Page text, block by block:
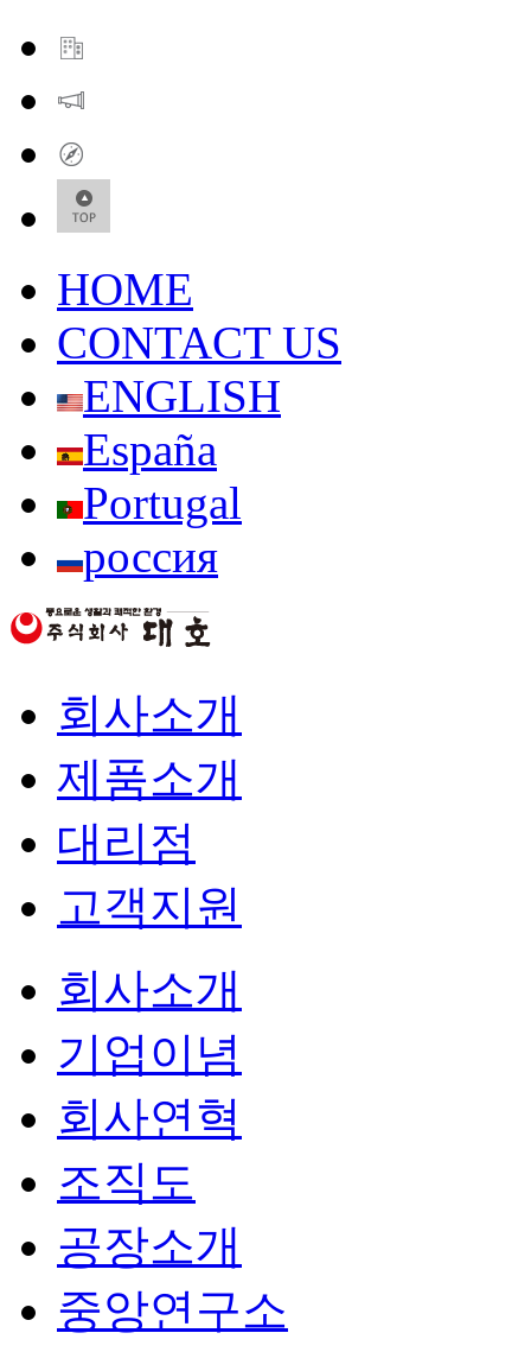
HOME
CONTACT US
ENGLISH
España
Portugal
россия
회사소개
제품소개
대리점
고객지원
회사소개
기업이념
회사연혁
조직도
공장소개
중앙연구소